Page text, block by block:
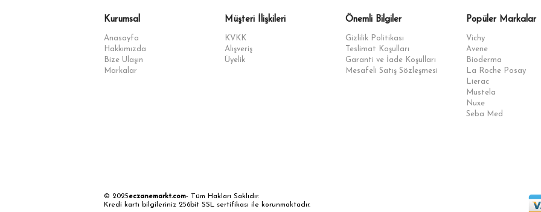
Kurumsal
Anasayfa
Hakkımızda
Bize Ulaşın
Markalar
Müşteri İlişkileri
KVKK
Alışveriş
Üyelik
Önemli Bilgiler
Gizlilik Politikası
Teslimat Koşulları
Garanti ve İade Koşulları
Mesafeli Satış Sözleşmesi
Popüler Markalar
Vichy
Avene
Bioderma
La Roche Posay
Lierac
Mustela
Nuxe
Seba Med
© 2025eczanemarkt.com- Tüm Hakları Saklıdır.
Kredi kartı bilgileriniz 256bit SSL sertifikası ile korunmaktadır.